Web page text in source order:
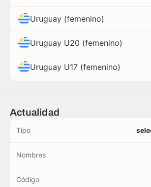
Uruguay (femenino)
Uruguay U20 (femenino)
Uruguay U17 (femenino)
Actualidad
Tipo
Nombres
Código